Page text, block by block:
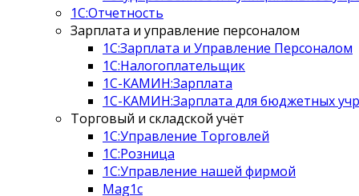
1С:Отчетность
Зарплата и управление персоналом
1С:Зарплата и Управление Персоналом
1С:Налогоплательщик
1С-КАМИН:Зарплата
1С-КАМИН:Зарплата для бюджетных
Торговый и складской учёт
1С:Управление Торговлей
1С:Розница
1С:Управление нашей фирмой
Mag1c